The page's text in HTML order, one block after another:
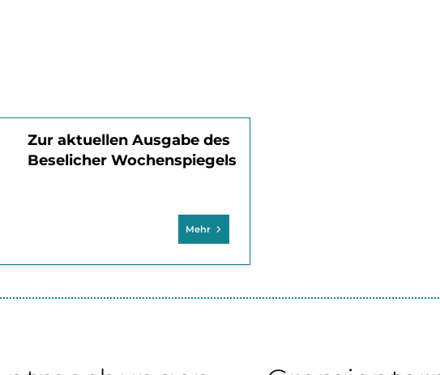
Zur aktuellen Ausgabe des
Beselicher Wochenspiegels
Mehr